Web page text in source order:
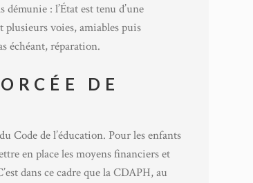
: l’État est tenu d’une
plusieurs voies, amiables puis
échéant, réparation.
DE
Code de l’éducation. Pour les enfants
en place les moyens financiers et
dans ce cadre que la CDAPH, au